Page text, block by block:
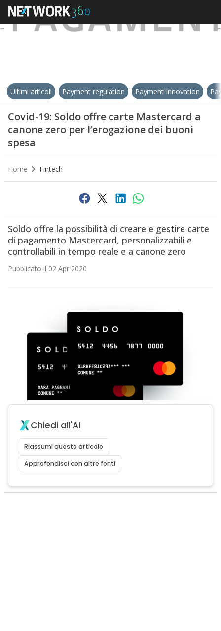
Ultimi articoli Payment regulation Payment Innovation
Covid-19: Soldo offre carte Mastercard a
canone zero per l’erogazione dei buoni
spesa
Home Fintech
Soldo offre la possibilità di creare e gestire carte
di pagamento Mastercard, personalizzabili e
controllabili in tempo reale e a canone zero
Pubblicato il 02 Apr 2020
Chiedi all'AI
Riassumi questo articolo
Approfondisci con altre fonti